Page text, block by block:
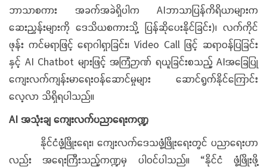
ဘာသာစကား အခက်အခဲရှိပါက AIဘာသာပြန်ကိရိယာများက
ဆေးညွှန်းများကို ဒေသိယစကားသို့ ပြန်ဆိုပေးနိုင်ခြင်း)၊ လက်ကိုင်
ဖုန်း ကင်မရာဖြင့် ရောဂါရှာခြင်း၊ Video Call ဖြင့် ဆရာဝန်ပြခြင်း
နှင့် AI Chatbot များဖြင့် အကြံဉာဏ် ရယူခြင်းစသည့် AIအခြေပြု
ကျေးလက်ကျန်းမာရေးဝန်ဆောင်မှုများ ဆောင်ရွက်နိုင်ကြောင်း
လေ့လာ သိရှိရပါသည်။
AI အသုံးချ ကျေးလက်ပညာရေးကဏ္ဍ
နိုင်ငံဖွံ့ဖြိုးရေး၊ ကျေးလက်ဒေသဖွံ့ဖြိုးရေးတွင် ပညာရေးဟာ
လည်း အရေးကြီးသည့်ကဏ္ဍမှ ပါဝင်ပါသည်။ “နိုင်ငံ ဖွံ့ဖြိုးဖို့